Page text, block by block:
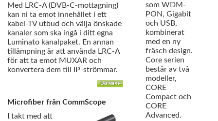
Med LRC-A (DVB-C-mottagning)
kan ni ta emot innehållet i ett
kabel-TV utbud och välja önskade
kanaler som ska ingå i ditt egna
Luminato kanalpaket. En annan
tillämpning är att använda LRC-A
för att ta emot MUXAR och
konvertera dem till IP-strömmar.
Microfiber från CommScope
I takt med att
som WDM-
PON, Gigabit
och USB,
kombinerat
med en ny
fräsch design.
Core serien
består av två
modeller,
CORE
Compact och
CORE
Advanced.